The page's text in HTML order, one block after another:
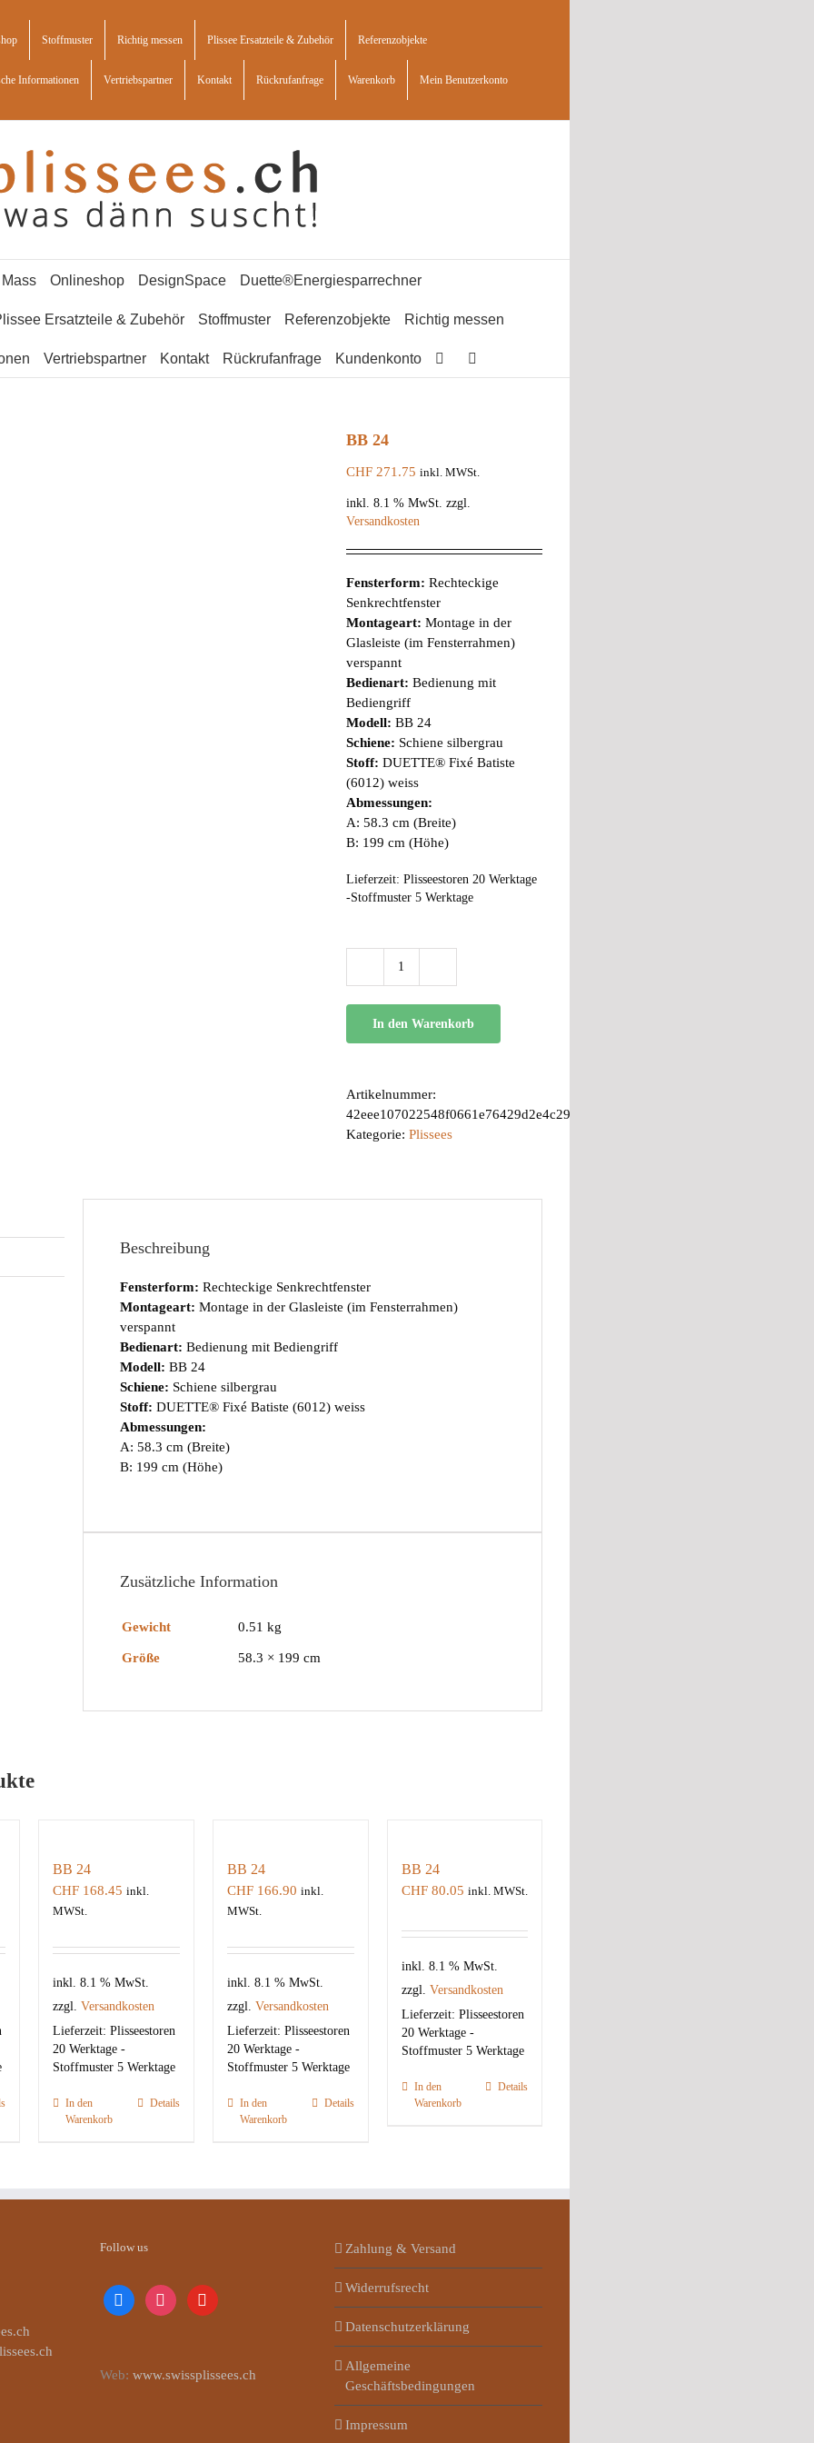
Stoffmuster Richtig messen Plissee Ersatzteile & Zubehör Referenzobjekte
Informationen Vertriebspartner Kontakt Rückrufanfrage Warenkorb Mein Benutzerkonto
Onlineshop DesignSpace Duette®Energiesparrechner
Ersatzteile & Zubehör Stoffmuster Referenzobjekte Richtig messen
Vertriebspartner Kontakt Rückrufanfrage Kundenkonto
BB 24
CHF271.75 inkl. MWSt.
inkl. 8.1 % MwSt. zzgl.
Versandkosten
Fensterform: Rechteckige
Senkrechtfenster
Montageart: Montage in der
Glasleiste (im Fensterrahmen)
verspannt
Bedienart: Bedienung mit
Bediengriff
Modell: BB 24
Schiene: Schiene silbergrau
Stoff: DUETTE® Fixé Batiste
(6012) weiss
Abmessungen:
A: 58.3 cm (Breite)
B: 199 cm (Höhe)
Lieferzeit: Plisseestoren 20 Werktage
-Stoffmuster 5 Werktage
BB
In den Warenkorb
Artikelnummer:
42eee107022548f0661e76429d2e4c29
Kategorie: Plissees
Beschreibung
Fensterform: Rechteckige Senkrechtfenster
Montageart: Montage in der Glasleiste (im Fensterrahmen)
verspannt
Bedienart: Bedienung mit Bediengriff
Modell: BB 24
Schiene: Schiene silbergrau
Stoff: DUETTE® Fixé Batiste (6012) weiss
Abmessungen:
A: 58.3 cm (Breite)
B: 199 cm (Höhe)
Zusätzliche Information
Gewicht 0.51 kg
Größe 58.3 × 199 cm
BB 24
CHF 168.45 inkl.
MWSt.
inkl. 8.1 % MwSt.
zzgl.Versandkosten
Lieferzeit:Plisseestoren
20 Werktage -
Stoffmuster 5 Werktage
In den
Warenkorb
Details
BB 24
CHF166.90 inkl.
MWSt.
inkl. 8.1 % MwSt.
zzgl. Versandkosten
Lieferzeit: Plisseestoren
20 Werktage -
Stoffmuster 5 Werktage
In den
Warenkorb
Details
BB 24
CHF80.05 inkl. MWSt.
inkl. 8.1 % MwSt.
zzgl. Versandkosten
Lieferzeit: Plisseestoren
20 Werktage -
Stoffmuster 5 Werktage
In den
Warenkorb
Details
Follow us
facebookinstagramyoutube
Web: www.swissplissees.ch
Zahlung & Versand
Widerrufsrecht
Datenschutzerklärung
Allgemeine
Geschäftsbedingungen
Impressum